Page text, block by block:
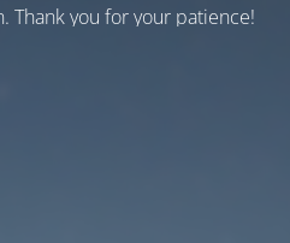
Thank you for your patience!